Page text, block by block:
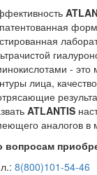
-
лица,
ATLANTIS
аналогов в
вопросам
8(800)101-54-46